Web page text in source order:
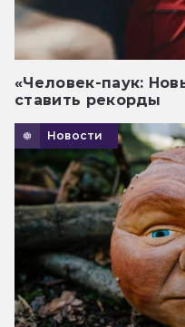
«Человек-паук:
ставить рекорды
Новости